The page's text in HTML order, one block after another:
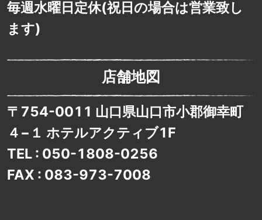
毎週水曜日定休(祝日の場合は営業致し
ます)
店舗地図
〒754-0011 山口県山口市小郡御幸町
４−１ ホテルアクティブ1F
TEL : 050-1808-0256
FAX : 083-973-7008